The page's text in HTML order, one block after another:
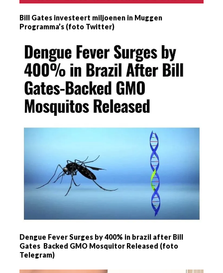
Bill Gates investeert miljoenen in Muggen
Programma’s (foto Twitter)
Dengue Fever Surges by 400% in brazil after Bill
Gates Backed GMO Mosquitor Released (foto
Telegram)